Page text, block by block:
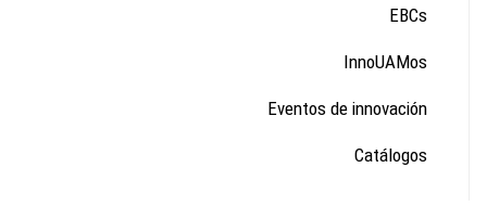
EBCs
InnoUAMos
Eventos de innovación
Catálogos